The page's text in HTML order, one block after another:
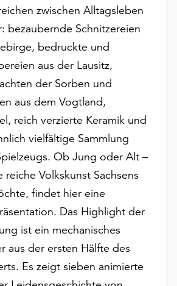
zwischen Alltagsleben
bezaubernde Schnitzereien
bedruckte und
aus der Lausitz,
der Sorben und
aus dem Vogtland,
reich verzierte Keramik und
vielfältige Sammlung
Ob Jung oder Alt –
reiche Volkskunst Sachsens
findet hier eine
Das Highlight der
ist ein mechanisches
aus der ersten Hälfte des
Es zeigt sieben animierte